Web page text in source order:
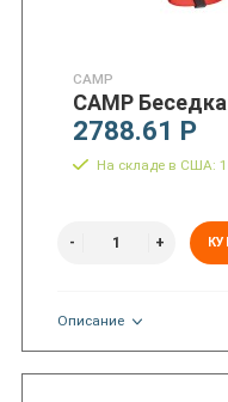
CAMP
CAMP
2788.61 Р
На складе в США:
Описание